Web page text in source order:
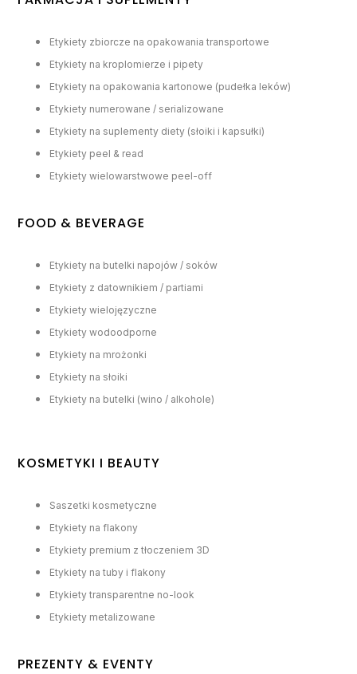
Etykiety zbiorcze na opakowania transportowe
Etykiety na kroplomierze i pipety
Etykiety na opakowania kartonowe (pudełka leków)
Etykiety numerowane / serializowane
Etykiety na suplementy diety (słoiki i kapsułki)
Etykiety peel & read
Etykiety wielowarstwowe peel-off
FOOD & BEVERAGE
Etykiety na butelki napojów / soków
Etykiety z datownikiem / partiami
Etykiety wielojęzyczne
Etykiety wodoodporne
Etykiety na mrożonki
Etykiety na słoiki
Etykiety na butelki (wino / alkohole)
KOSMETYKI I BEAUTY
Saszetki kosmetyczne
Etykiety na flakony
Etykiety premium z tłoczeniem 3D
Etykiety na tuby i flakony
Etykiety transparentne no-look
Etykiety metalizowane
PREZENTY & EVENTY